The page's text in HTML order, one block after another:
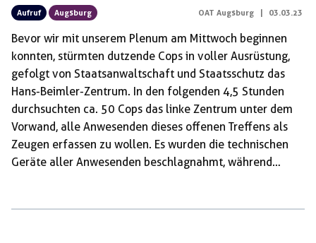
Aufruf Augsburg OAT Augsburg | 03.03.23
Bevor wir mit unserem Plenum am Mittwoch beginnen
konnten, stürmten dutzende Cops in voller Ausrüstung,
gefolgt von Staatsanwaltschaft und Staatsschutz das
Hans-Beimler-Zentrum. In den folgenden 4,5 Stunden
durchsuchten ca. 50 Cops das linke Zentrum unter dem
Vorwand, alle Anwesenden dieses offenen Treffens als
Zeugen erfassen zu wollen. Es wurden die technischen
Geräte aller Anwesenden beschlagnahmt, während